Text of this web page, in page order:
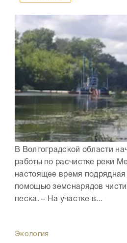
В Волгоградской области
работы по расчистке реки
настоящее время подрядная
помощью земснарядов
песка. – На участке в...
Экология